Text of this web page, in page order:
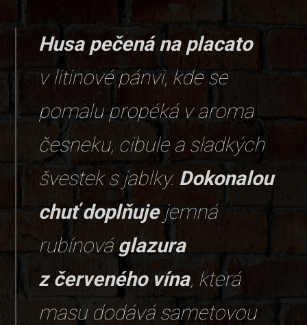
Husa pečená na placato
v litinové pánvi, kde se
pomalu propéká v aroma
česneku, cibule a sladkých
švestek s jablky. Dokonalou
chuť doplňujejemná
rubínová glazura
z červeného vína, která
masu dodává sametovou